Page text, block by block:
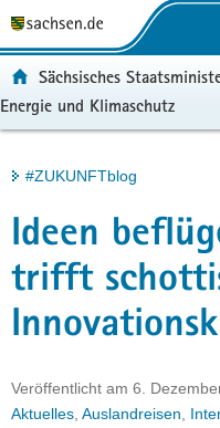
t
a
l
r
r
e
e
n
u
p
t
a
t
e
r
v
Portalübergreifende
Sächsisches
Energie und Klimaschutz
Hauptinhalt
#ZUKUNFTblog
Ideen
trifft
Veröffentlicht am 6.
Aktuelles Auslandreisen